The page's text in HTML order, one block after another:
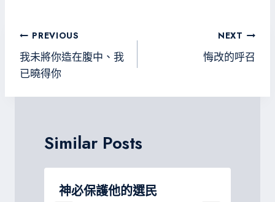
o
ok
er
m
文
章
導
覽
PREVIOUS
我未將你造在腹中、我
已曉得你
NEXT
悔改的呼召
Similar Posts
神必保護他的選民